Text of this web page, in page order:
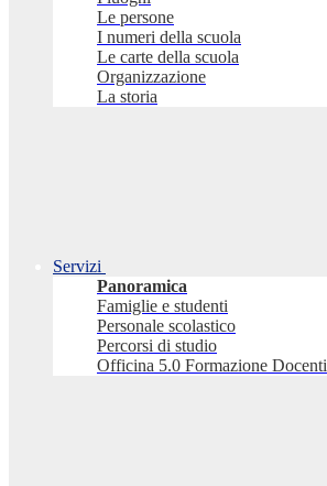
Le persone
I numeri della scuola
Le carte della scuola
Organizzazione
La storia
Servizi
Panoramica
Famiglie e studenti
Personale scolastico
Percorsi di studio
Officina 5.0 Formazione Docenti